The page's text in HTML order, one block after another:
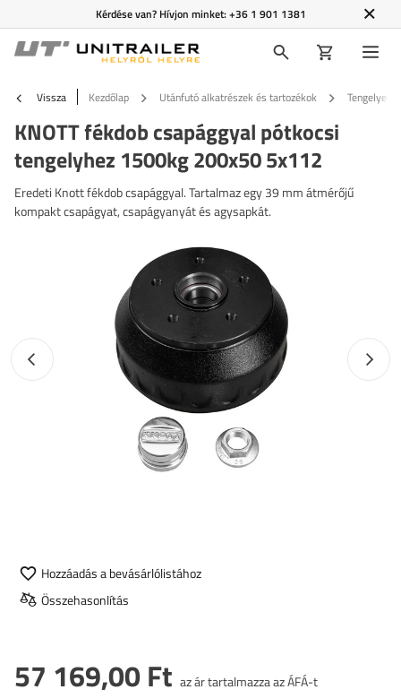
Kérdése van? Hívjon minket:+36 1 901 1381
Vissza Kezdőlap Utánfutó alkatrészek és tartozékok Tengelyek
KNOTT fékdob csapággyal pótkocsi
tengelyhez 1500kg 200x50 5x112
Eredeti Knott fékdob csapággyal. Tartalmaz egy 39 mm átmérőjű
kompakt csapágyat, csapágyanyát és agysapkát.
Előző fotó
Hozzáadás a bevásárlólistához
Összehasonlítás
57 169,00 Ft az ár tartalmazza az ÁFÁ-t